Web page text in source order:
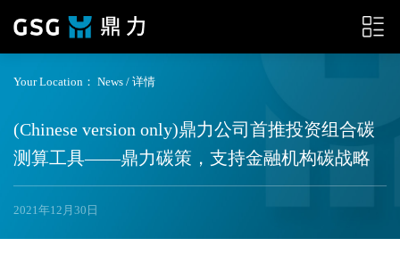
Your Location： News / 详情
(Chinese version only)鼎力公司首推投资组合碳
测算工具——鼎力碳策，支持金融机构碳战略
2021年12月30日